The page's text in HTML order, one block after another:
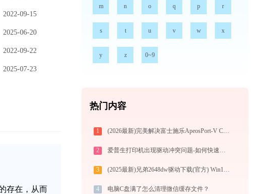
2022-09-15
2025-06-20
2022-09-22
2025-07-23
存在，从而
m n o q p r
s t u v w x
y z 0~9
热门内容
1 (2026最新)完美解决富士施乐ApeosPort-V C5575打印机驱动安装困扰，全面下载安装教程
2 爱普生打印机出现驱动冲突问题-如何快速解决
3 (2025最新)兄弟2648dw驱动下载(官方) Win10/Win11支持
4 电脑C盘满了怎么清理微信缓存文件？